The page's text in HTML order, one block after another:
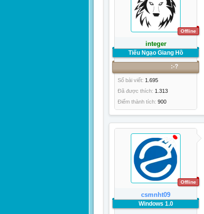
Offline
integer
Tiếu Ngạo Giang Hồ
Số bài viết: 1.695
Đã được thích: 1.313
Điểm thành tích: 900
Offline
csmnht09
Windows 1.0